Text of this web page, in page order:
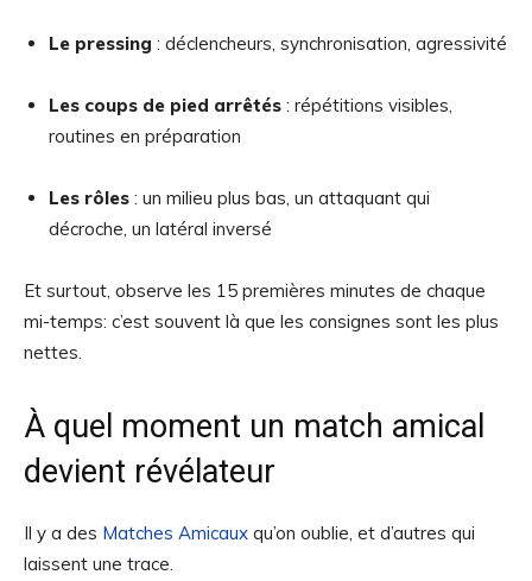
Le pressing : déclencheurs, synchronisation, agressivité
Les coups de pied arrêtés : répétitions visibles,
routines en préparation
Les rôles : un milieu plus bas, un attaquant qui
décroche, un latéral inversé
Et surtout, observe les 15 premières minutes de chaque
mi-temps: c’est souvent là que les consignes sont les plus
nettes.
À quel moment un match amical
devient révélateur
Il y a des Matches Amicaux qu’on oublie, et d’autres qui
laissent une trace.